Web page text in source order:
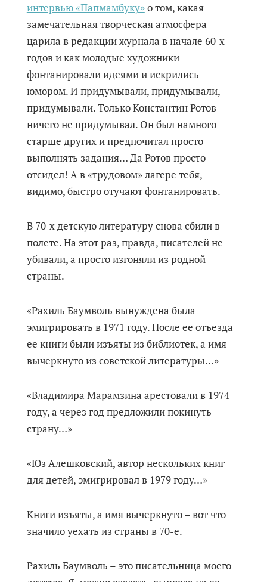
интервью «Папмамбуку»о том, какая
замечательная творческая атмосфера
царила в редакции журнала в начале 60-х
годов и как молодые художники
фонтанировали идеями и искрились
юмором. И придумывали, придумывали,
придумывали. Только Константин Ротов
ничего не придумывал. Он был намного
старше других и предпочитал просто
выполнять задания… Да Ротов просто
отсидел! А в «трудовом» лагере тебя,
видимо, быстро отучают фонтанировать.
В 70-х детскую литературу снова сбили в
полете. На этот раз, правда, писателей не
убивали, а просто изгоняли из родной
страны.
«Рахиль Баумволь вынуждена была
эмигрировать в 1971 году. После ее отъезда
ее книги были изъяты из библиотек, а имя
вычеркнуто из советской литературы…»
«Владимира Марамзина арестовали в 1974
году, а через год предложили покинуть
страну…»
«Юз Алешковский, автор нескольких книг
для детей, эмигрировал в 1979 году…»
Книги изъяты, а имя вычеркнуто – вот что
значило уехать из страны в 70-е.
Рахиль Баумволь – это писательница моего